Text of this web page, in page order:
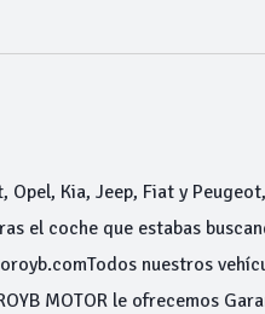
Opel, Kia, Jeep, Fiat y
el coche que estabas
nuestros
MOTOR le ofrecemos